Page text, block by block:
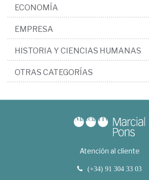
ECONOMÍA
EMPRESA
HISTORIA Y CIENCIAS HUMANAS
OTRAS CATEGORÍAS
Atención al cliente
(+34) 91 304 33 03